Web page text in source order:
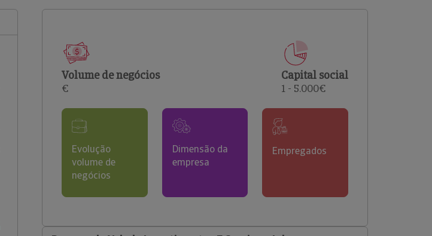
comerciais e analisar o risco de incumprimento dos
Volume de negócios
€
Capital social
1 - 5.000€
Evolução
volume de
negócios
Dimensão da
empresa
Empregados